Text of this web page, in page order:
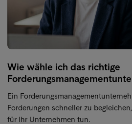
Wie wähle ich das richtige
Ein
Forderungen schneller zu
für Ihr Unternehmen tun.